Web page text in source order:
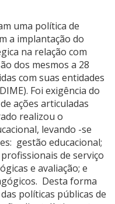
uma política de
a implantação do
na relação com
dos mesmos a 28
com suas entidades
Foi exigência do
ações articuladas
realizou o
levando -se
gestão educacional;
de serviço
e avaliação; e
Desta forma
políticas públicas de